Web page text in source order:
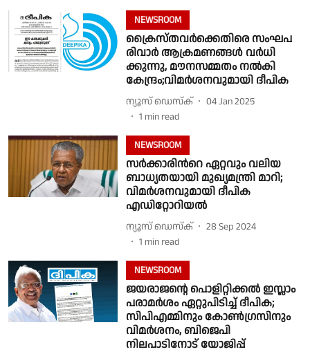
NEWSROOM
ക്രൈ​സ്ത​വ​ർ​ക്കെ​തി​രെ സം​ഘ​പ​
രി​വാ​ർ ആ​ക്ര​മ​ണ​ങ്ങ​ൾ വ​ർ​ധി​
ക്കുന്നു, മൗ​ന​സ​മ്മ​തം നല്‍കി
കേന്ദ്രം;വിമർശനവുമായി ദീപിക
ന്യൂസ് ഡെസ്ക്
04 Jan 2025
1 min read
NEWSROOM
സ​ർ​ക്കാ​രി​ന്‍റെ ഏ​റ്റ​വും വ​ലി​യ
ബാ​ധ്യ​ത​യാ​യി മു​ഖ്യ​മ​ന്ത്രി​ മാ​റി;
വിമർശനവുമായി ദീപിക
എഡിറ്റോറിയൽ
ന്യൂസ് ഡെസ്ക്
28 Sep 2024
1 min read
NEWSROOM
ജയരാജന്റെ പൊളിറ്റിക്കല്‍ ഇസ്ലാം
പരാമര്‍ശം ഏറ്റുപിടിച്ച് ദീപിക;
സിപിഎമ്മിനും കോണ്‍ഗ്രസിനും
വിമര്‍ശനം, ബിജെപി
നിലപാടിനോട് യോജിപ്പ്